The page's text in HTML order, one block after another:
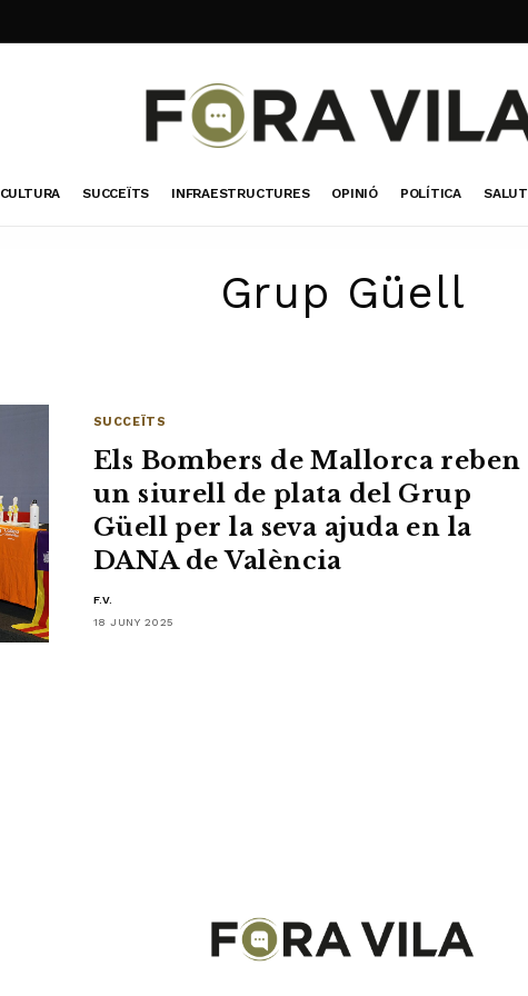
CULTURA SUCCEÏTS INFRAESTRUCTURES OPINIÓ POLÍTICA SALUT
Grup Güell
SUCCEÏTS
Els Bombers de Mallorca reben
un siurell de plata del Grup
Güell per la seva ajuda en la
DANA de València
F.V.
18 JUNY 2025